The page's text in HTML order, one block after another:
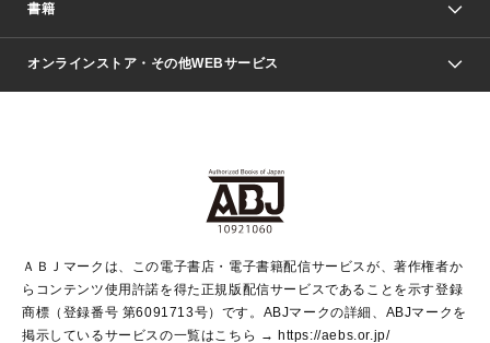
Vジャンプ
ジャンプルーキー！
ジャンプTOON
週刊ヤングジャンプ
ウルトラジャンプ
リマコミ＋
マンガMeets
月刊オフィスユー
Seventeen
LEE
Marisol
芸能・情報・スポーツ
パラスポ＋！
書籍
文芸・文庫・総合
青春と読書
アジア人物史
集英社新書
集英社新書プラス
ライトノベル・ノベライズ
集英社Webマガジン Cobalt
集英社オレンジ文庫
シフォン文庫
集英社みらい文庫
S-KIDS.LAND
オンラインストア・その他WEBサービス
SHUEISHA MANGA-ART HERITAGE
HAPPY PLUS STORE
shueisha vox
EDITOR'S LAB
ＡＢＪマークは、この電子書店・電子書籍配信サービスが、著作権者か
らコンテンツ使用許諾を得た正規版配信サービスであることを示す登録
商標（登録番号 第6091713号）です。ABJマークの詳細、ABJマークを
掲示しているサービスの一覧はこちら → https://aebs.or.jp/